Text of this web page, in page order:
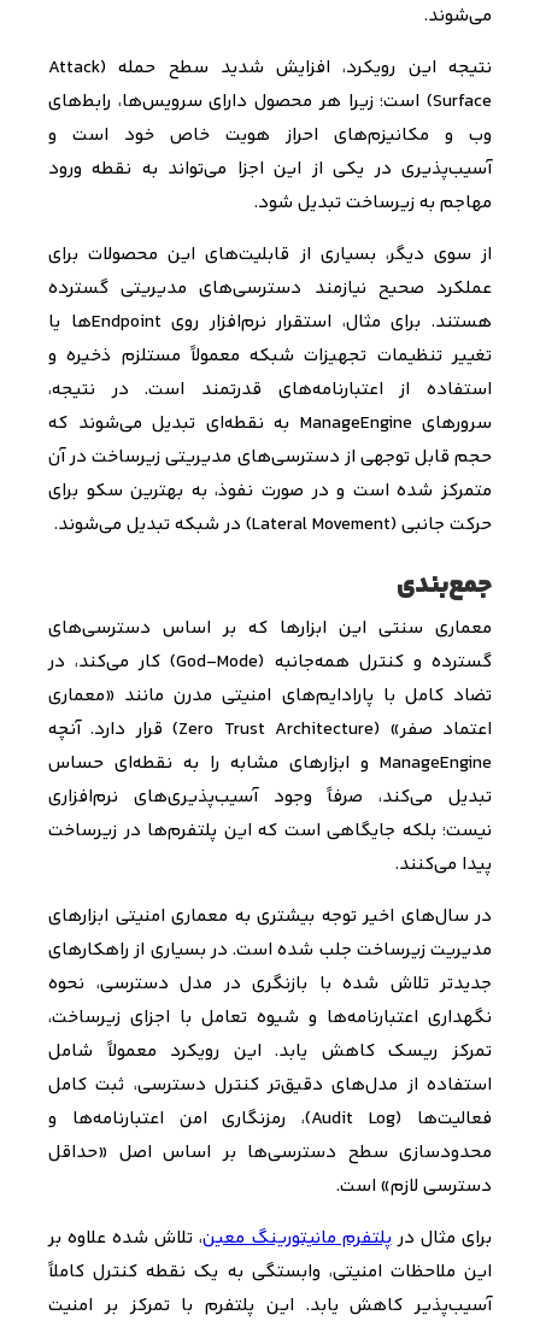
می‌شوند.
نتیجه این رویکرد، افزایش شدید سطح حمله (Attack
Surface) است؛ زیرا هر محصول دارای سرویس‌ها، رابط‌های
وب و مکانیزم‌های احراز هویت خاص خود است و
آسیب‌پذیری در یکی از این اجزا می‌تواند به نقطه ورود
مهاجم به زیرساخت تبدیل شود.
از سوی دیگر، بسیاری از قابلیت‌های این محصولات برای
عملکرد صحیح نیازمند دسترسی‌های مدیریتی گسترده
هستند. برای مثال، استقرار نرم‌افزار رویEndpointها یا
تغییر تنظیمات تجهیزات شبکه معمولاً مستلزم ذخیره و
استفاده از اعتبارنامه‌های قدرتمند است. در نتیجه،
سرورهای ManageEngine به نقطه‌ای تبدیل می‌شوند که
حجم قابل توجهی از دسترسی‌های مدیریتی زیرساخت در آن
متمرکز شده است و در صورت نفوذ، به بهترین سکو برای
حرکت جانبی (Lateral Movement) در شبکه تبدیل می‌شوند.
جمع‌بندی
معماری سنتی این ابزارها که بر اساس دسترسی‌های
گسترده و کنترل همه‌جانبه (God-Mode) کار می‌کند، در
تضاد کامل با پارادایم‌های امنیتی مدرن مانند «معماری
اعتماد صفر» (Zero Trust Architecture) قرار دارد. آنچه
ManageEngine و ابزارهای مشابه را به نقطه‌ای حساس
تبدیل می‌کند، صرفاً وجود آسیب‌پذیری‌های نرم‌افزاری
نیست؛ بلکه جایگاهی است که این پلتفرم‌ها در زیرساخت
پیدا می‌کنند.
در سال‌های اخیر توجه بیشتری به معماری امنیتی ابزارهای
مدیریت زیرساخت جلب شده است. در بسیاری از راهکارهای
جدیدتر تلاش شده با بازنگری در مدل دسترسی، نحوه
نگهداری اعتبارنامه‌ها و شیوه تعامل با اجزای زیرساخت،
تمرکز ریسک کاهش یابد. این رویکرد معمولاً شامل
استفاده از مدل‌های دقیق‌تر کنترل دسترسی، ثبت کامل
فعالیت‌ها (Audit Log)، رمزنگاری امن اعتبارنامه‌ها و
محدودسازی سطح دسترسی‌ها بر اساس اصل «حداقل
دسترسی لازم» است.
برای مثال درپلتفرم مانیتورینگ معین، تلاش شده علاوه بر
این ملاحظات امنیتی، وابستگی به یک نقطه کنترل کاملاً
آسیب‌پذیر کاهش یابد. این پلتفرم با تمرکز بر امنیت